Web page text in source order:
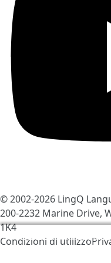
Utilizziamo i
LingQ. Visitando il
© 2002-2026 LingQ
200-2232 Marine Drive,
1K4
Condizioni di utilizzo